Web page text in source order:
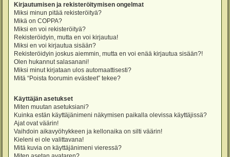
Kirjautumisen ja rekisteröitymisen ongelmat
Miksi minun pitää rekisteröityä?
Mikä on COPPA?
Miksi en voi rekisteröityä?
Rekisteröidyin, mutta en voi kirjautua!
Miksi en voi kirjautua sisään?
Rekisteröidyin joskus aiemmin, mutta en voi enää kirjautua sisään?!
Olen hukannut salasanani!
Miksi minut kirjataan ulos automaattisesti?
Mitä “Poista foorumin evästeet” tekee?
Käyttäjän asetukset
Miten muutan asetuksiani?
Kuinka estän käyttäjänimeni näkymisen paikalla olevissa käyttäjissä?
Ajat ovat väärin!
Vaihdoin aikavyöhykkeen ja kellonaika on silti väärin!
Kieleni ei ole valittavana!
Mitä kuvia on käyttäjänimeni vieressä?